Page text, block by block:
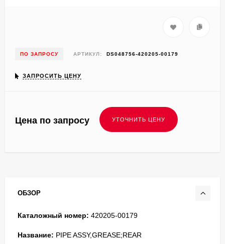
ПО ЗАПРОСУ АРТИКУЛ: DS048756-420205-00179
ЗАПРОСИТЬ ЦЕНУ
Цена по запросу
ОБЗОР
Каталожный номер: 420205-00179
Название: PIPE ASSY,GREASE;REAR